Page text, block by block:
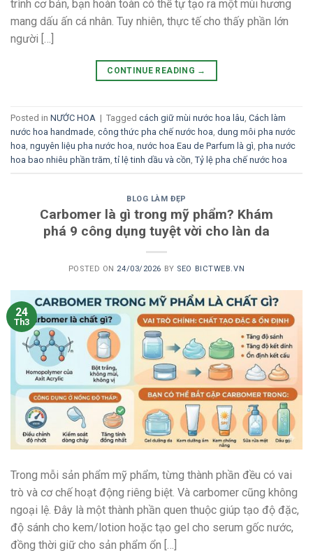
trình cơ bản, bạn hoàn toàn có thể tự tạo ra một mùi hương
mang dấu ấn cá nhân. Tuy nhiên, thực tế cho thấy phần lớn
người […]
CONTINUE READING →
Posted in NƯỚC HOA | Tagged cách giữ mùi nước hoa lâu, Cách làm
nước hoa handmade, công thức pha chế nước hoa, dung môi pha nước
hoa, nguyên liệu pha nước hoa, nước hoa Eau de Parfum là gì, pha nước
hoa bao nhiêu phần trăm,tỉ lệ tinh dầu và cồn, Tỷ lệ pha chế nước hoa
BLOG LÀM ĐẸP
Carbomer là gì trong mỹ phẩm? Khám
phá 9 công dụng tuyệt vời cho làn da
POSTED ON 24/03/2026 BY SEO BICTWEB.VN
24
Th3
Trong mỗi sản phẩm mỹ phẩm, từng thành phần đều có vai
trò và cơ chế hoạt động riêng biệt. Và carbomer cũng không
ngoại lệ. Đây là một thành phần quen thuộc giúp tạo độ đặc,
độ sánh cho kem/lotion hoặc tạo gel cho serum gốc nước,
đồng thời giữ cho sản phẩm ổn […]